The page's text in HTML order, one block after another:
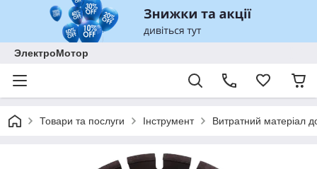
ЭлектроМотор
Товари та послуги Інструмент Витратний матеріал